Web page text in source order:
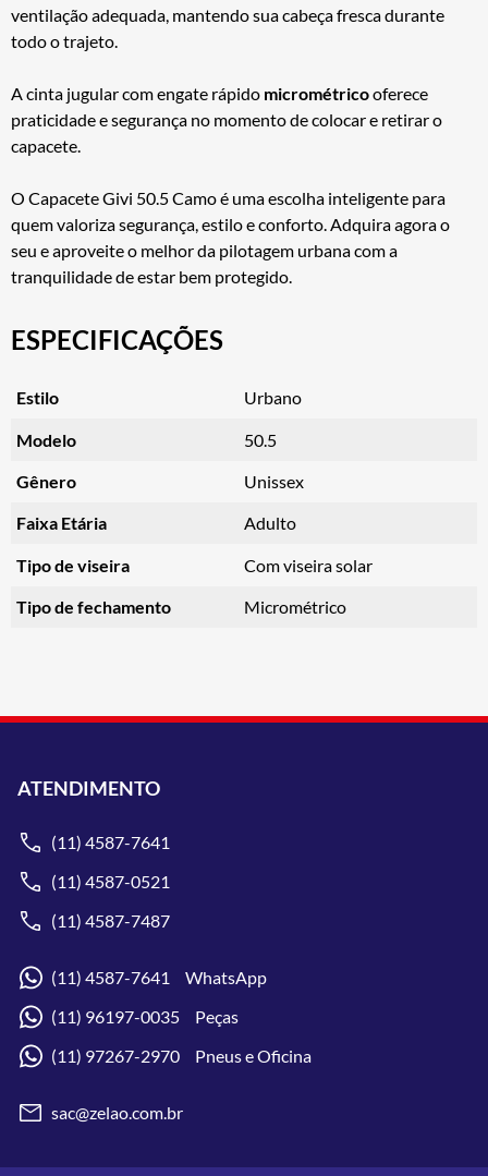
ventilação adequada, mantendo sua cabeça fresca durante
todo o trajeto.
A cinta jugular com engate rápido micrométricooferece
praticidade e segurança no momento de colocar e retirar o
capacete.
O Capacete Givi 50.5 Camo é uma escolha inteligente para
quem valoriza segurança, estilo e conforto. Adquira agora o
seu e aproveite o melhor da pilotagem urbana com a
tranquilidade de estar bem protegido.
ESPECIFICAÇÕES
Estilo Urbano
Modelo 50.5
Gênero Unissex
Faixa Etária Adulto
Tipo de viseira Com viseira solar
Tipo de fechamento Micrométrico
ATENDIMENTO
(11) 4587-7641
(11) 4587-0521
(11) 4587-7487
(11) 4587-7641 WhatsApp
(11) 96197-0035 Peças
(11) 97267-2970 Pneus e Oficina
sac@zelao.com.br